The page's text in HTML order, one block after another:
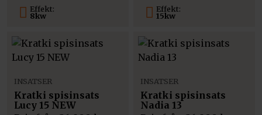
Effekt:
8kw
Effekt:
15kw
INSATSER
Kratki spisinsats
Lucy 15 NEW
INSATSER
Kratki spisinsats
Nadia 13